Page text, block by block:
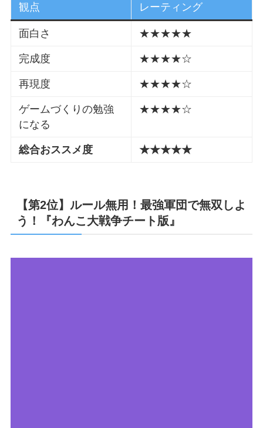
観点 レーティング
面白さ ★★★★★
完成度 ★★★★☆
再現度 ★★★★☆
ゲームづくりの勉強
になる
★★★★☆
総合おススメ度 ★★★★★
【第2位】ルール無用！最強軍団で無双しよ
う！『わんこ大戦争チート版』